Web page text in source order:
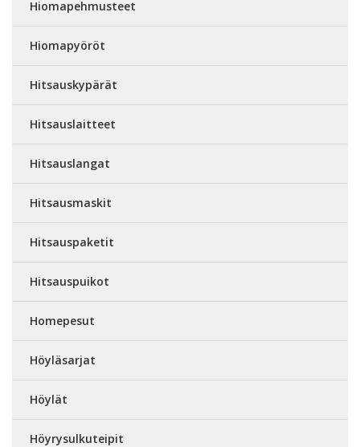
Hiomapehmusteet
Hiomapyöröt
Hitsauskypärät
Hitsauslaitteet
Hitsauslangat
Hitsausmaskit
Hitsauspaketit
Hitsauspuikot
Homepesut
Höyläsarjat
Höylät
Höyrysulkuteipit